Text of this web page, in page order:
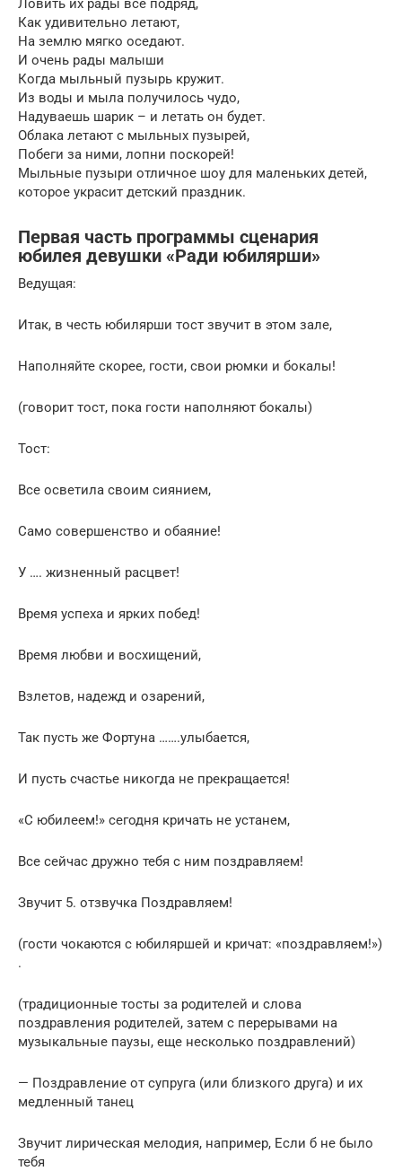
Ловить их рады все подряд,
Как удивительно летают,
На землю мягко оседают.
И очень рады малыши
Когда мыльный пузырь кружит.
Из воды и мыла получилось чудо,
Надуваешь шарик – и летать он будет.
Облака летают с мыльных пузырей,
Побеги за ними, лопни поскорей!
Мыльные пузыри отличное шоу для маленьких детей,
которое украсит детский праздник.
Первая часть программы сценария
юбилея девушки «Ради юбилярши»
Ведущая:
Итак, в честь юбилярши тост звучит в этом зале,
Наполняйте скорее, гости, свои рюмки и бокалы!
(говорит тост, пока гости наполняют бокалы)
Тост:
Все осветила своим сиянием,
Само совершенство и обаяние!
У …. жизненный расцвет!
Время успеха и ярких побед!
Время любви и восхищений,
Взлетов, надежд и озарений,
Так пусть же Фортуна …….улыбается,
И пусть счастье никогда не прекращается!
«С юбилеем!» сегодня кричать не устанем,
Все сейчас дружно тебя с ним поздравляем!
Звучит 5. отзвучка Поздравляем!
(гости чокаются с юбиляршей и кричат: «поздравляем!»)
.
(традиционные тосты за родителей и слова
поздравления родителей, затем с перерывами на
музыкальные паузы, еще несколько поздравлений)
— Поздравление от супруга (или близкого друга) и их
медленный танец
Звучит лирическая мелодия, например, Если б не было
тебя